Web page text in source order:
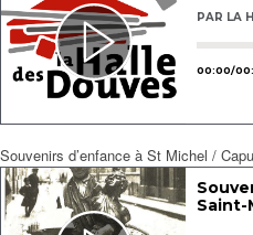
Souvenirs d’enfance à St Michel /